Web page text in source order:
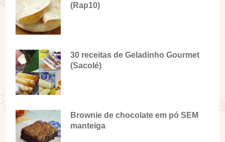
(Rap10)
30 receitas de Geladinho Gourmet
(Sacolé)
Brownie de chocolate em pó SEM
manteiga